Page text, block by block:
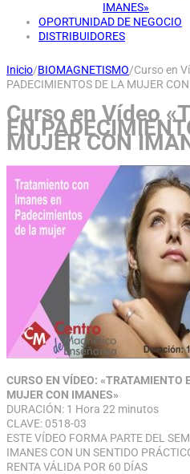
IMANES»
OPORTUNIDAD DE NEGOCIO
DISTRIBUIDORES
Inicio/BIOMAGNETISMO/Curso en
PADECIMIENTOS DE LA MUJER
Curso en Vídeo
EN
MUJER CON
CURSO EN VÍDEO: «TRATAMIENTO
MUJER CON IMANES»
DURACIÓN: 1 Hora 22 minutos
CLAVE: 0518-03
ESTE VÍDEO FORMA PARTE DEL
IMANES CON UN SENTIDO
RENTA VÁLIDA POR 60 DÍAS